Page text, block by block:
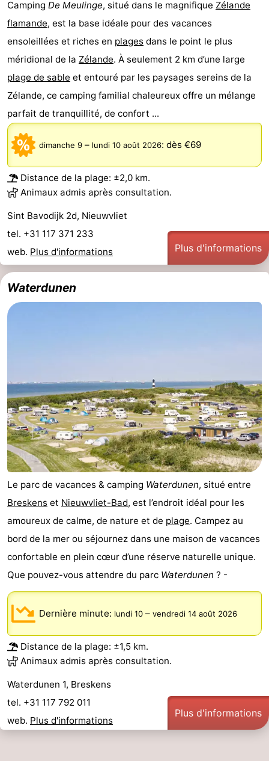
Forum
Route
-
Stationnement
Adresses
Médicales
Région
Zeeland
Walcheren
-
Domburg
-
Vlaanderen
-
Nieuwvliet
-
Breskens
-
Sluis
-
Cadzand-
-
Nature
Zwin
Flandre-
Bruges
-
Gand
La
côte
-
Heist
Zeebrugge
-
Blankenberge
-
Camping De Meulinge, situé dans le magnifique Zélande
flamande, est la base idéale pour des vacances
ensoleillées et riches en plages dans le point le plus
méridional de la Zélande. À seulement 2 km d’une large
plage de sable et entouré par les paysages sereins de la
Zélande, ce camping familial chaleureux offre un mélange
parfait de tranquillité, de confort ...
dimanche 9 – lundi 10 août 2026: dès €69
Distance de la plage: ±2,0 km.
Animaux admis après consultation.
Sint Bavodijk 2d, Nieuwvliet
tel. +31 117 371 233
web. Plus d'informations Plus d'informations
Waterdunen
Le parc de vacances & camping Waterdunen, situé entre
Breskens et Nieuwvliet-Bad, est l’endroit idéal pour les
amoureux de calme, de nature et de plage. Campez au
bord de la mer ou séjournez dans une maison de vacances
confortable en plein cœur d’une réserve naturelle unique.
Que pouvez-vous attendre du parc Waterdunen ? -
Dernière minute: lundi 10 – vendredi 14 août 2026
Distance de la plage: ±1,5 km.
Animaux admis après consultation.
Waterdunen 1, Breskens
tel. +31 117 792 011
web. Plus d'informations
Plus d'informations